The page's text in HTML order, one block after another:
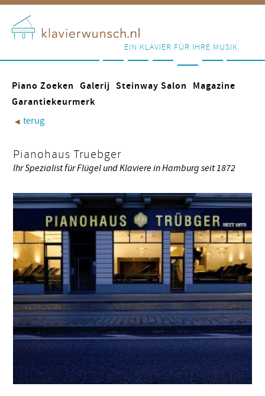
EIN KLAVIER FÜR IHRE MUSIK.
Piano Zoeken Galerij Steinway Salon
Magazine
Garantiekeurmerk
◀︎ terug
Pianohaus Truebger
Ihr Spezialist für Flügel und Klaviere in Hamburg seit 1872